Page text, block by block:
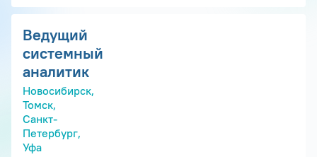
Ведущий
системный
аналитик
Новосибирск,
Томск,
Санкт-
Петербург,
Уфа